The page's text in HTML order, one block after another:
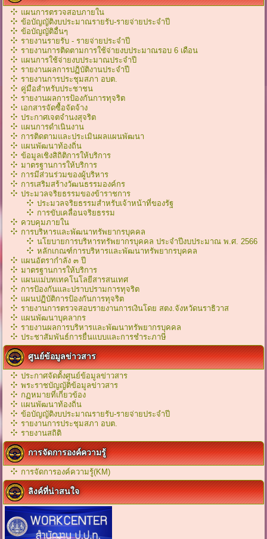
แผนการตรวจสอบภายใน
ข้อบัญญัติงบประมาณรายรับ-รายจ่ายประจำปี
ข้อบัญญัติอื่นๆ
รายงานรายรับ - รายจ่ายประจำปี
รายงานการติดตามการใช้จ่ายงบประมาณรอบ 6 เดือน
แผนการใช้จ่ายงบประมาณประจำปี
รายงานผลการปฏิบัติงานประจำปี
รายงานการประชุมสภา อบต.
คู่มือสำหรับประชาชน
รายงานผลการป้องกันการทุจริต
เอกสารจัดซื้อจัดจ้าง
ประกาศเจตจำนงสุจริต
แผนการดำเนินงาน
การติดตามและประเมินผลแผนพัฒนา
แผนพัฒนาท้องถิ่น
ข้อมูลเชิงสิถิติการให้บริการ
มาตรฐานการให้บริการ
การมีส่วนร่วมของผู้บริหาร
การเสริมสร้างวัฒนธรรมองค์กร
ประมวลจริยธรรมของข้าราชการ
ประมวลจริยธรรมสำหรับเจ้าหน้าที่ของรัฐ
การขับเคลื่อนจริยธรรม
ควบคุมภายใน
การบริหารและพัฒนาทรัพยากรบุคคล
นโยบายการบริหารทรัพยากรบุคคล ประจำปีงบประมาณ พ.ศ. 2566
หลักเกณฑ์การบริหารเเละพัฒนาทรัพยากรบุคคล
แผนอัตรากำลัง ๓ ปี
มาตรฐานการให้บริการ
แผนแม่บทเทคโนโลยีสารสนเทศ
การป้องกันและปราบปรามการทุจริต
แผนปฏิบัติการป้องกันการทุจริต
รายงานการตรวจสอบรายงานการเงินโดย สตง.จังหวัดนราธิวาส
แผนพัฒนาบุคลากร
รายงานผลการบริหารและพัฒนาทรัพยากรบุคคล
ประชาสัมพันธ์การยื่นแบบและการชำระภาษี
ศูนย์ข้อมูลข่าวสาร
ประกาศจัดตั้งศูนย์ข้อมูลข่าวสาร
พระราชบัญญัติข้อมูลข่าวสาร
กฏหมายที่เกี่ยวข้อง
เเผนพัฒนาท้องถิ่น
ข้อบัญญัติงบประมาณรายรับ-รายจ่ายประจำปี
รายงานการประชุมสภา อบต.
รายงานสถิติ
การจัดการองค์ความรู้
การจัดการองค์ความรู้(KM)
ลิงค์ที่น่าสนใจ